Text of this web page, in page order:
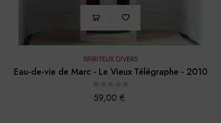
SPIRITEUX DIVERS
Eau-de-vie de Marc - Le Vieux Télégraphe - 2010
Prix
59,00 €